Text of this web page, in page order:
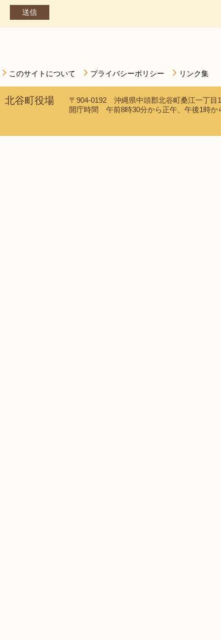
このサイトについて プライバシーポリシー リンク集
北谷町役場
〒904-0192 沖縄県中頭郡北谷町桑江一丁
開庁時間 午前8時30分から正午、午後1時か